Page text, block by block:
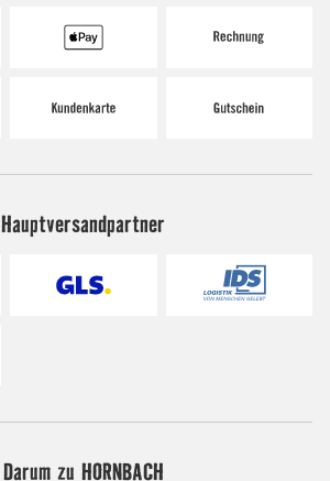
Hauptversandpartner
Darum zu HORNBACH